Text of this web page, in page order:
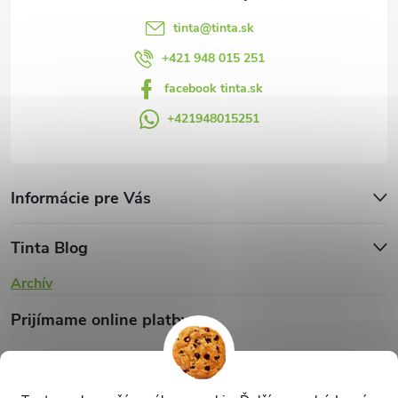
tinta@tinta.sk
+421 948 015 251
facebook tinta.sk
+421948015251
Informácie pre Vás
Tinta Blog
Archív
Prijímame online platby